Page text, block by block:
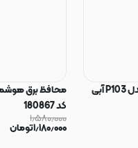
محافظ برق هوشمند تایمردار هادرون مدل P103 آبی
کد 180867
۱٫۵۸۰٫۰۰۰
۱٫۱۸۰٫۰۰۰تومان